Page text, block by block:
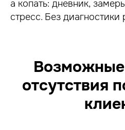
а копать: дневник,
стресс. Без диагностики
отсутствия